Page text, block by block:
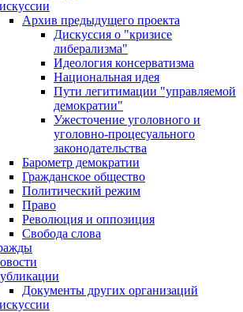
Архив предыдущего проекта
Дискуссия о "кризисе
либерализма"
Идеология консерватизма
Национальная идея
Пути легитимации "управляемой
демократии"
Ужесточение уголовного и
уголовно-процесуального
законодательства
Барометр демократии
Гражданское общество
Политический режим
Право
Революция и оппозиция
Свобода слова
Документы других организаций